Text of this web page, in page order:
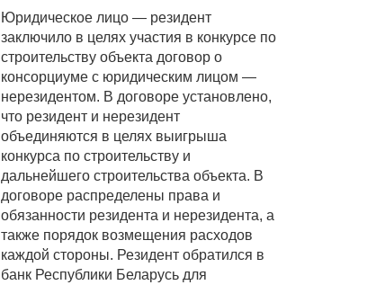
Юридическое лицо — резидент
заключило в целях участия в конкурсе по
строительству объекта договор о
консорциуме с юридическим лицом —
нерезидентом. В договоре установлено,
что резидент и нерезидент
объединяются в целях выигрыша
конкурса по строительству и
дальнейшего строительства объекта. В
договоре распределены права и
обязанности резидента и нерезидента, а
также порядок возмещения расходов
каждой стороны. Резидент обратился в
банк Республики Беларусь для